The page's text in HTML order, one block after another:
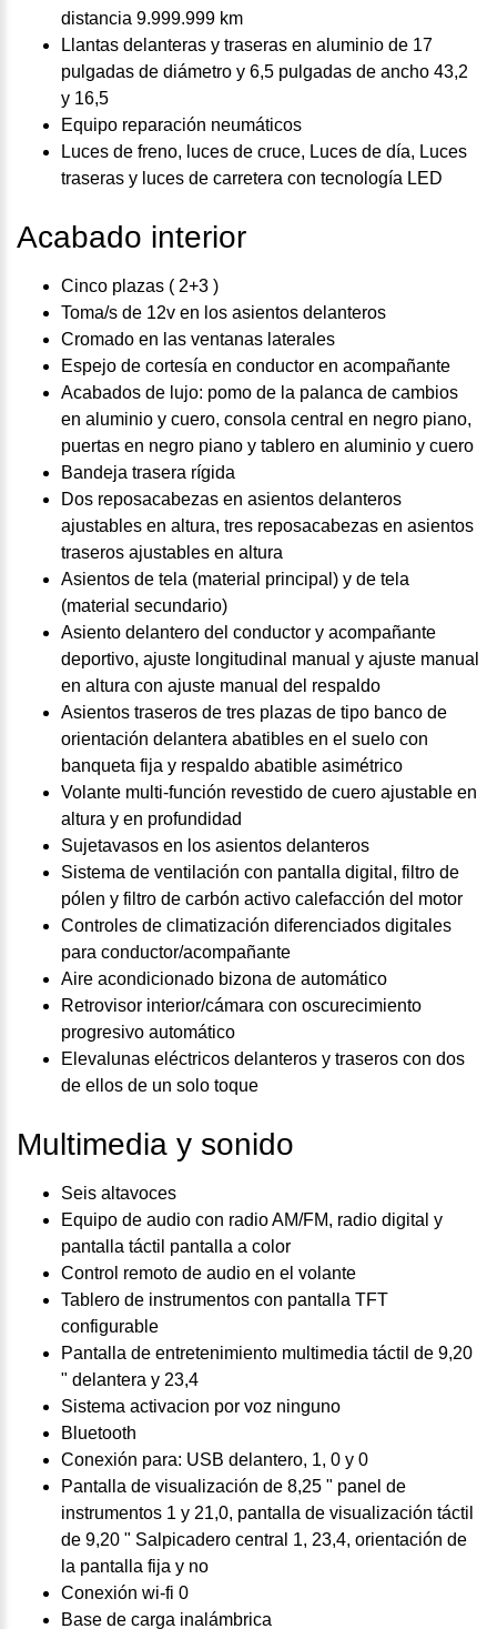
distancia 9.999.999 km
Llantas delanteras y traseras en aluminio de 17
pulgadas de diámetro y 6,5 pulgadas de ancho 43,2
y 16,5
Equipo reparación neumáticos
Luces de freno, luces de cruce, Luces de día, Luces
traseras y luces de carretera con tecnología LED
Acabado interior
Cinco plazas ( 2+3 )
Toma/s de 12v en los asientos delanteros
Cromado en las ventanas laterales
Espejo de cortesía en conductor en acompañante
Acabados de lujo: pomo de la palanca de cambios
en aluminio y cuero, consola central en negro piano,
puertas en negro piano y tablero en aluminio y cuero
Bandeja trasera rígida
Dos reposacabezas en asientos delanteros
ajustables en altura, tres reposacabezas en asientos
traseros ajustables en altura
Asientos de tela (material principal) y de tela
(material secundario)
Asiento delantero del conductor y acompañante
deportivo, ajuste longitudinal manual y ajuste manual
en altura con ajuste manual del respaldo
Asientos traseros de tres plazas de tipo banco de
orientación delantera abatibles en el suelo con
banqueta fija y respaldo abatible asimétrico
Volante multi-función revestido de cuero ajustable en
altura y en profundidad
Sujetavasos en los asientos delanteros
Sistema de ventilación con pantalla digital, filtro de
pólen y filtro de carbón activo calefacción del motor
Controles de climatización diferenciados digitales
para conductor/acompañante
Aire acondicionado bizona de automático
Retrovisor interior/cámara con oscurecimiento
progresivo automático
Elevalunas eléctricos delanteros y traseros con dos
de ellos de un solo toque
Multimedia y sonido
Seis altavoces
Equipo de audio con radio AM/FM, radio digital y
pantalla táctil pantalla a color
Control remoto de audio en el volante
Tablero de instrumentos con pantalla TFT
configurable
Pantalla de entretenimiento multimedia táctil de 9,20
" delantera y 23,4
Sistema activacion por voz ninguno
Bluetooth
Conexión para: USB delantero, 1, 0 y 0
Pantalla de visualización de 8,25 " panel de
instrumentos 1 y 21,0, pantalla de visualización táctil
de 9,20 " Salpicadero central 1, 23,4, orientación de
la pantalla fija y no
Conexión wi-fi 0
Base de carga inalámbrica